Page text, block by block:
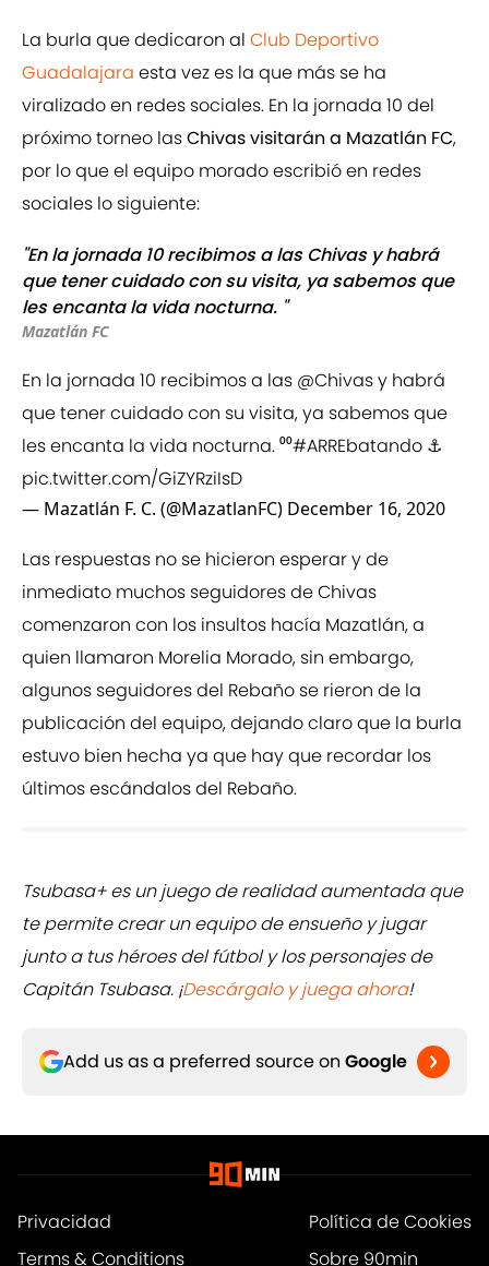
La burla que dedicaron al Club Deportivo
Guadalajara esta vez es la que más se ha
viralizado en redes sociales. En la jornada 10 del
próximo torneo lasChivas visitarán a Mazatlán FC,
por lo que el equipo morado escribió en redes
sociales lo siguiente:
"En la jornada 10 recibimos a las Chivas y habrá
que tener cuidado con su visita, ya sabemos que
les encanta la vida nocturna. "
Mazatlán FC
En la jornada 10 recibimos a las @Chivasy habrá
que tener cuidado con su visita, ya sabemos que
les encanta la vida nocturna. ⁰⁰#ARREbatando ⚓️
pic.twitter.com/GiZYRziIsD
— Mazatlán F. C. (@MazatlanFC) December 16, 2020
Las respuestas no se hicieron esperar y de
inmediato muchos seguidores de Chivas
comenzaron con los insultos hacía Mazatlán, a
quien llamaron Morelia Morado, sin embargo,
algunos seguidores del Rebaño se rieron de la
publicación del equipo, dejando claro que la burla
estuvo bien hecha ya que hay que recordar los
últimos escándalos del Rebaño.
Tsubasa+ es un juego de realidad aumentada que
te permite crear un equipo de ensueño y jugar
junto a tus héroes del fútbol y los personajes de
Capitán Tsubasa. ¡Descárgalo y juega ahora!
Add us as a preferred source on Google
Privacidad
Política de Cookies
Terms & Conditions
Sobre 90min